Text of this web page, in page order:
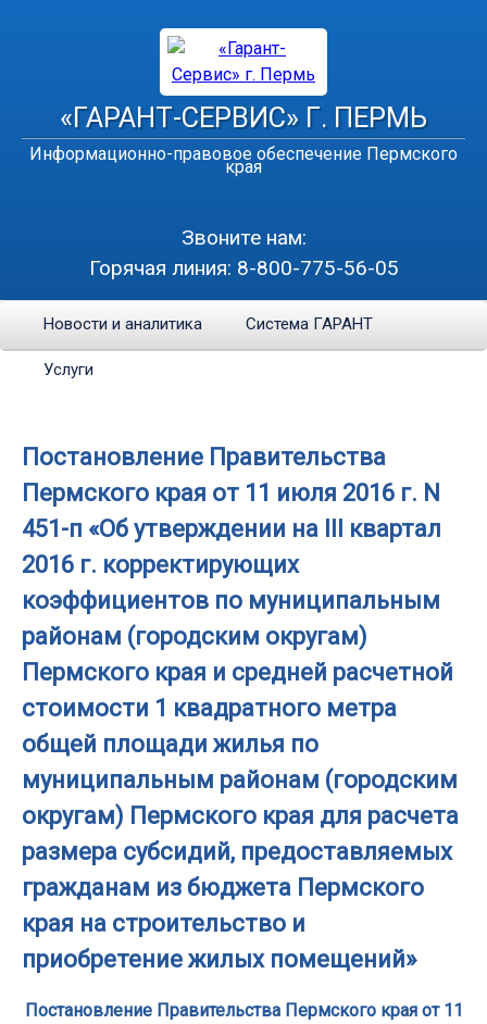
«ГАРАНТ-СЕРВИС» Г. ПЕРМЬ
Информационно-правовое обеспечение Пермского
края
Звоните нам:
Горячая линия: 8-800-775-56-05
Новости и аналитика Система ГАРАНТ
Услуги
Постановление Правительства
Пермского края от 11 июля 2016 г. N
451-п «Об утверждении на III квартал
2016 г. корректирующих
коэффициентов по муниципальным
районам (городским округам)
Пермского края и средней расчетной
стоимости 1 квадратного метра
общей площади жилья по
муниципальным районам (городским
округам) Пермского края для расчета
размера субсидий, предоставляемых
гражданам из бюджета Пермского
края на строительство и
приобретение жилых помещений»
Постановление Правительства Пермского края от 11